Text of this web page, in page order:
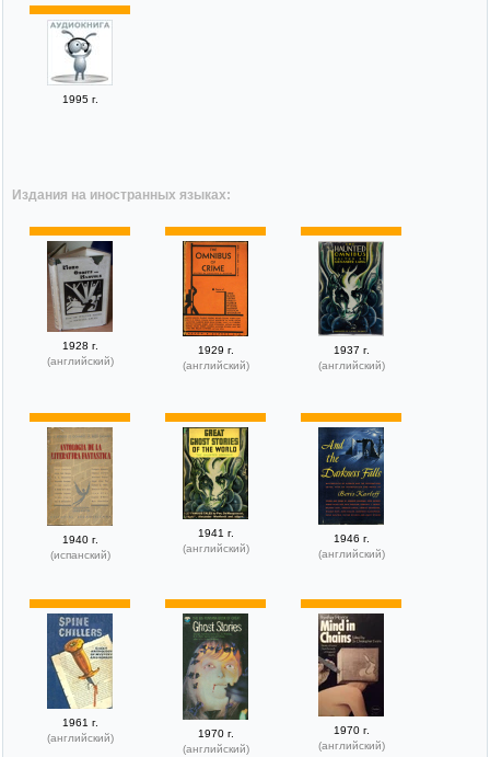
1995 г.
Издания на иностранных языках:
1928 г.
(английский)
1929 г.
(английский)
1937 г.
(английский)
1940 г.
(испанский)
1941 г.
(английский)
1946 г.
(английский)
1961 г.
(английский)
1970 г.
(английский)
1970 г.
(английский)